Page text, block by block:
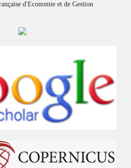
d'Economie et de Gestion